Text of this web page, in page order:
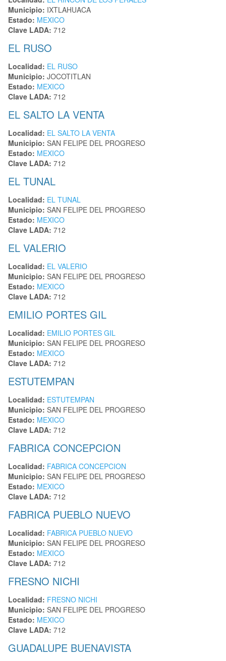
Municipio: IXTLAHUACA
Estado: MEXICO
Clave LADA: 712
EL RUSO
Localidad: EL RUSO
Municipio: JOCOTITLAN
Estado: MEXICO
Clave LADA: 712
EL SALTO LA VENTA
Localidad: EL SALTO LA VENTA
Municipio: SAN FELIPE DEL PROGRESO
Estado: MEXICO
Clave LADA: 712
EL TUNAL
Localidad: EL TUNAL
Municipio: SAN FELIPE DEL PROGRESO
Estado: MEXICO
Clave LADA: 712
EL VALERIO
Localidad: EL VALERIO
Municipio: SAN FELIPE DEL PROGRESO
Estado: MEXICO
Clave LADA: 712
EMILIO PORTES GIL
Localidad: EMILIO PORTES GIL
Municipio: SAN FELIPE DEL PROGRESO
Estado: MEXICO
Clave LADA: 712
ESTUTEMPAN
Localidad: ESTUTEMPAN
Municipio: SAN FELIPE DEL PROGRESO
Estado: MEXICO
Clave LADA: 712
FABRICA CONCEPCION
Localidad: FABRICA CONCEPCION
Municipio: SAN FELIPE DEL PROGRESO
Estado: MEXICO
Clave LADA: 712
FABRICA PUEBLO NUEVO
Localidad: FABRICA PUEBLO NUEVO
Municipio: SAN FELIPE DEL PROGRESO
Estado: MEXICO
Clave LADA: 712
FRESNO NICHI
Localidad: FRESNO NICHI
Municipio: SAN FELIPE DEL PROGRESO
Estado: MEXICO
Clave LADA: 712
GUADALUPE BUENAVISTA